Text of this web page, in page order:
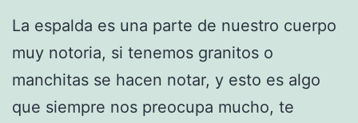
La espalda es una parte de nuestro cuerpo
muy notoria, si tenemos granitos o
manchitas se hacen notar, y esto es algo
que siempre nos preocupa mucho, te